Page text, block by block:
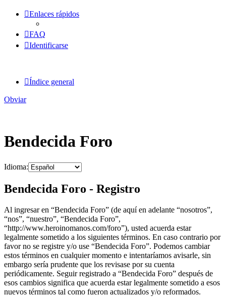
Enlaces rápidos
FAQ
Identificarse
Índice general
Obviar
Bendecida Foro
Idioma:
Bendecida Foro - Registro
Al ingresar en “Bendecida Foro” (de aquí en adelante “nosotros”,
“nos”, “nuestro”, “Bendecida Foro”,
“http://www.heroinomanos.com/foro”), usted acuerda estar
legalmente sometido a los siguientes términos. En caso contrario por
favor no se registre y/o use “Bendecida Foro”. Podemos cambiar
estos términos en cualquier momento e intentaríamos avisarle, sin
embargo sería prudente que los revisase por su cuenta
periódicamente. Seguir registrado a “Bendecida Foro” después de
esos cambios significa que acuerda estar legalmente sometido a esos
nuevos términos tal como fueron actualizados y/o reformados.